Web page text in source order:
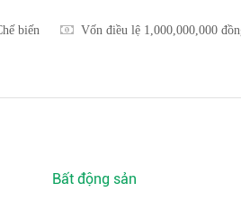
biến Vốn điều lệ 1,000,000,000
Bất động sản